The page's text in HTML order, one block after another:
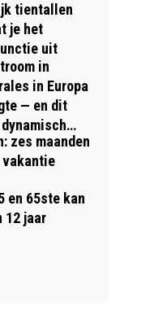
tientallen
je het
uit
in
in Europa
— en dit
zes maanden
vakantie
en 65ste kan
12 jaar